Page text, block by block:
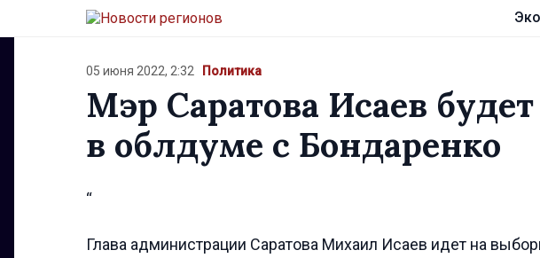
05 июня 2022, 2:32 Политика
Мэр Саратова Исаев будет
в облдуме с Бондаренко
“
Глава администрации Саратова Михаил Исаев идет на